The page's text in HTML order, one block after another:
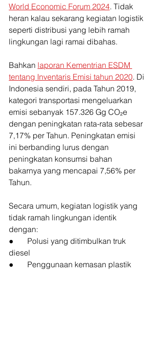
World Economic Forum 2024. Tidak
heran kalau sekarang kegiatan logistik
seperti distribusi yang lebih ramah
lingkungan lagi ramai dibahas.
Bahkan laporan Kementrian ESDM
tentang Inventaris Emisi tahun 2020. Di
Indonesia sendiri, pada Tahun 2019,
kategori transportasi mengeluarkan
emisi sebanyak 157.326 Gg CO₂e
dengan peningkatan rata-rata sebesar
7,17% per Tahun. Peningkatan emisi
ini berbanding lurus dengan
peningkatan konsumsi bahan
bakarnya yang mencapai 7,56% per
Tahun.
Secara umum, kegiatan logistik yang
tidak ramah lingkungan identik
dengan:
●       Polusi yang ditimbulkan truk
diesel
●       Penggunaan kemasan plastik